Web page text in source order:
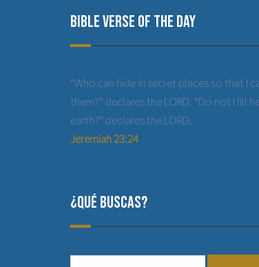
Bible Verse of the Day
“Who can hide in secret places so that I
them?” declares the LORD. “Do not I fill
earth?” declares the LORD.
Jeremiah 23:24
¿Qué buscas?